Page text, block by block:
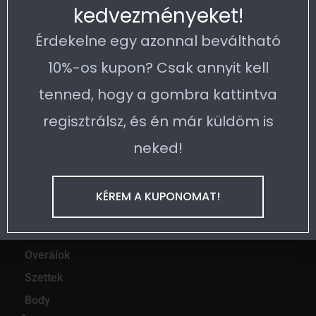
Termékvisszaküldés
Legfelkapottabb kategóriák
Atléták
Pólók
Blúzok
Hosszú nadrágok
Overálok
Szettek
Body
kedvezményeket!
Érdekelne egy azonnal beváltható
10%-os kupon? Csak annyit kell
tenned, hogy a gombra kattintva
regisztrálsz, és én már küldöm is
neked!
KÉREM A KUPONOMAT!